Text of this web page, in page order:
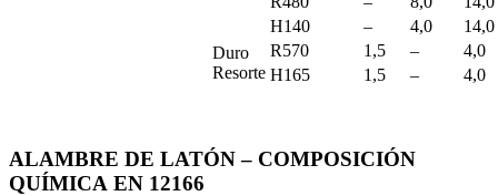
H140
– 4,0
14,0
Duro
Resorte
R570 1,5 –
4,0
H165
1,5 – 4,0
ALAMBRE DE LATÓN – COMPOSICIÓN
QUÍMICA EN 12166